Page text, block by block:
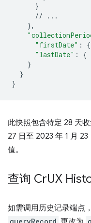
}
//
}
"firstDate" : {
"lastDate" : {
}
}
}
此快照包含特定 28 天
27 日至 2023 年 1 月
值。
查询 CrUX
如需调用历史记录端点